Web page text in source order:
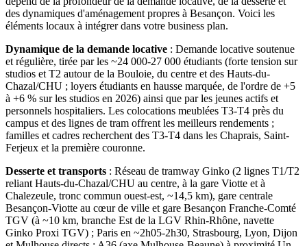
des dynamiques d'aménagement propres à Besançon. Voici les
éléments locaux à intégrer dans votre business plan.
Dynamique de la demande locative : Demande locative soutenue
et régulière, tirée par les ~24 000-27 000 étudiants (forte tension sur
studios et T2 autour de la Bouloie, du centre et des Hauts-du-
Chazal/CHU ; loyers étudiants en hausse marquée, de l'ordre de +5
à +6 % sur les studios en 2026) ainsi que par les jeunes actifs et
personnels hospitaliers. Les colocations meublées T3-T4 près du
campus et des lignes de tram offrent les meilleurs rendements ;
familles et cadres recherchent des T3-T4 dans les Chaprais, Saint-
Ferjeux et la première couronne.
Desserte et transports : Réseau de tramway Ginko (2 lignes T1/T2
reliant Hauts-du-Chazal/CHU au centre, à la gare Viotte et à
Chalezeule, tronc commun ouest-est, ~14,5 km), gare centrale
Besançon-Viotte au cœur de ville et gare Besançon Franche-Comté
TGV (à ~10 km, branche Est de la LGV Rhin-Rhône, navette
Ginko Proxi TGV) ; Paris en ~2h05-2h30, Strasbourg, Lyon, Dijon